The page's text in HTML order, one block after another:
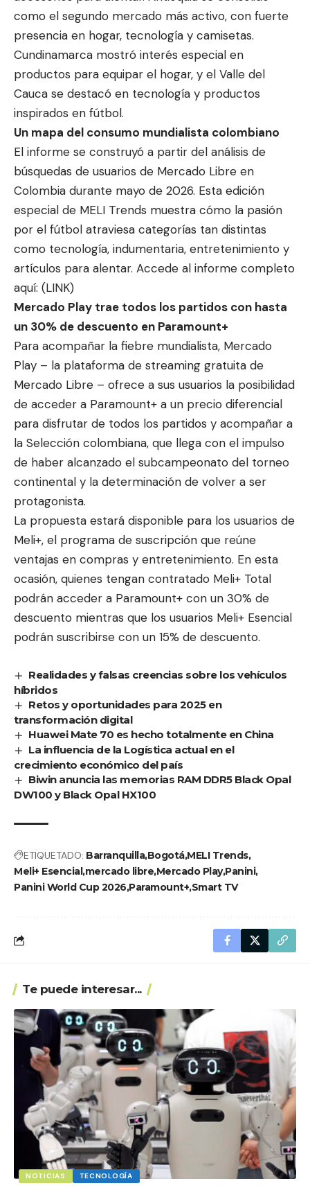
como el segundo mercado más activo, con fuerte
presencia en hogar, tecnología y camisetas.
Cundinamarca mostró interés especial en
productos para equipar el hogar, y el Valle del
Cauca se destacó en tecnología y productos
inspirados en fútbol.
Un mapa del consumo mundialista colombiano
El informe se construyó a partir del análisis de
búsquedas de usuarios de Mercado Libre en
Colombia durante mayo de 2026. Esta edición
especial de MELI Trends muestra cómo la pasión
por el fútbol atraviesa categorías tan distintas
como tecnología, indumentaria, entretenimiento y
artículos para alentar. Accede al informe completo
aquí: (LINK)
Mercado Play trae todos los partidos con hasta
un 30% de descuento en Paramount+
Para acompañar la fiebre mundialista, Mercado
Play – la plataforma de streaming gratuita de
Mercado Libre – ofrece a sus usuarios la posibilidad
de acceder a Paramount+ a un precio diferencial
para disfrutar de todos los partidos y acompañar a
la Selección colombiana, que llega con el impulso
de haber alcanzado el subcampeonato del torneo
continental y la determinación de volver a ser
protagonista.
La propuesta estará disponible para los usuarios de
Meli+, el programa de suscripción que reúne
ventajas en compras y entretenimiento. En esta
ocasión, quienes tengan contratado Meli+ Total
podrán acceder a Paramount+ con un 30% de
descuento mientras que los usuarios Meli+ Esencial
podrán suscribirse con un 15% de descuento.
Realidades y falsas creencias sobre los vehículos
híbridos
Retos y oportunidades para 2025 en
transformación digital
Huawei Mate 70 es hecho totalmente en China
La influencia de la Logística actual en el
crecimiento económico del país
Biwin anuncia las memorias RAM DDR5 Black Opal
DW100 y Black Opal HX100
ETIQUETADO: BarranquillaBogotáMELI Trends
Meli+ Esencialmercado libreMercado PlayPanini
Panini World Cup 2026 Paramount+Smart TV
Te puede interesar...
NOTICIAS TECNOLOGÍA